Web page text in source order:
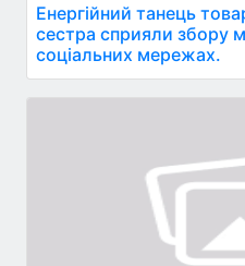
Енергійний танець
сестра сприяли збору
соціальних мережах.